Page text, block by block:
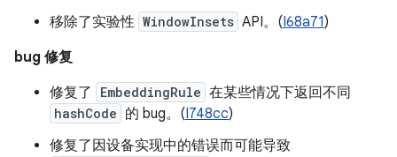
移除了实验性 WindowInsets API。(I68a71)
bug 修复
修复了
EmbeddingRule 在某些情况下返回不同
hashCode 的 bug。(I748cc)
修复了因设备实现中的错误而可能导致